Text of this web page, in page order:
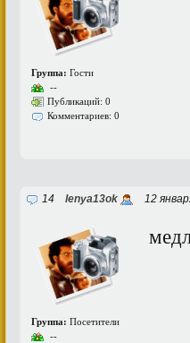
Группа: Гости
--
Публикаций: 0
Комментариев: 0
14 lenya13ok 12
Группа: Посетители
--